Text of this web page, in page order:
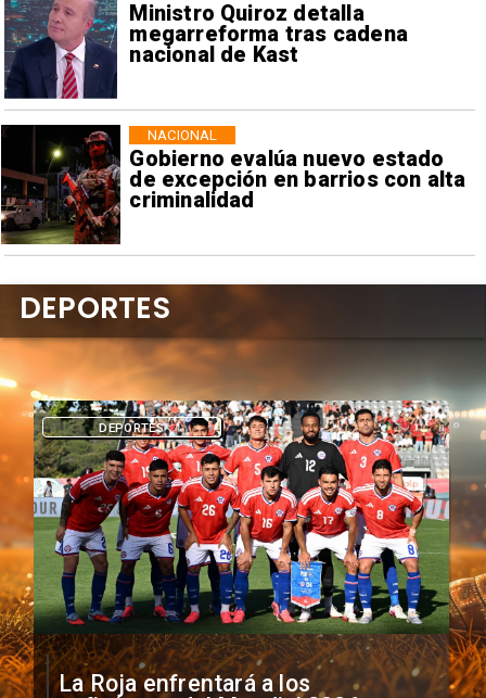
Ministro Quiroz detalla
megarreforma tras cadena
nacional de Kast
Gobierno evalúa nuevo estado
de excepción en barrios con alta
criminalidad
NACIONAL
La Roja enfrentará a los
DEPORTES
DEPORTES